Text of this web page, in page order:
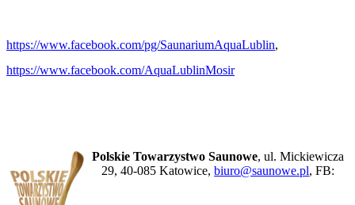
https://www.facebook.com/pg/SaunariumAquaLublin,
https://www.facebook.com/AquaLublinMosir
Polskie Towarzystwo Saunowe, ul. Mickiewicza
29, 40-085 Katowice,biuro@saunowe.pl, FB: